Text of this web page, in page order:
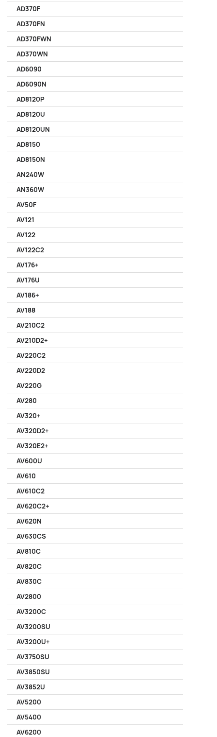
AD370F
AD370FN
AD370FWN
AD370WN
AD6090
AD6090N
AD8120P
AD8120U
AD8120UN
AD8150
AD8150N
AN240W
AN360W
AV50F
AV121
AV122
AV122C2
AV176+
AV176U
AV186+
AV188
AV210C2
AV210D2+
AV220C2
AV220D2
AV220G
AV280
AV320+
AV320D2+
AV320E2+
AV600U
AV610
AV610C2
AV620C2+
AV620N
AV630CS
AV810C
AV820C
AV830C
AV2800
AV3200C
AV3200SU
AV3200U+
AV3750SU
AV3850SU
AV3852U
AV5200
AV5400
AV6200